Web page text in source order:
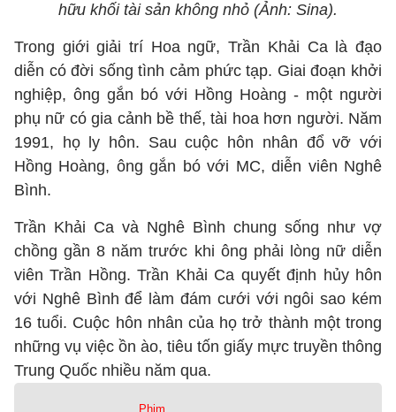
hữu khối tài sản không nhỏ (Ảnh: Sina).
Trong giới giải trí Hoa ngữ, Trần Khải Ca là đạo
diễn có đời sống tình cảm phức tạp. Giai đoạn khởi
nghiệp, ông gắn bó với Hồng Hoàng - một người
phụ nữ có gia cảnh bề thế, tài hoa hơn người. Năm
1991, họ ly hôn. Sau cuộc hôn nhân đổ vỡ với
Hồng Hoàng, ông gắn bó với MC, diễn viên Nghê
Bình.
Trần Khải Ca và Nghê Bình chung sống như vợ
chồng gần 8 năm trước khi ông phải lòng nữ diễn
viên Trần Hồng. Trần Khải Ca quyết định hủy hôn
với Nghê Bình để làm đám cưới với ngôi sao kém
16 tuổi. Cuộc hôn nhân của họ trở thành một trong
những vụ việc ồn ào, tiêu tốn giấy mực truyền thông
Trung Quốc nhiều năm qua.
Phim